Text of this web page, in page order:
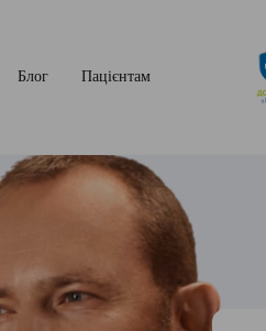
Блог Пацієнтам